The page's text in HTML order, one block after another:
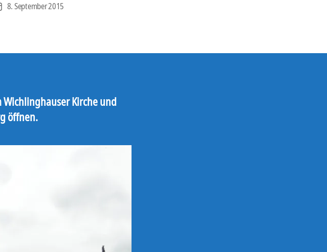
8. September 2015
Kirche und
öffnen.